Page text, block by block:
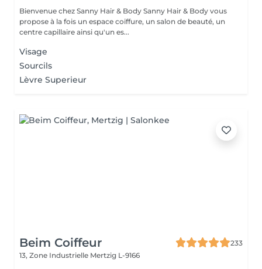
Bienvenue chez Sanny Hair & Body Sanny Hair & Body vous
propose à la fois un espace coiffure, un salon de beauté, un
centre capillaire ainsi qu'un es...
Visage
Sourcils
Lèvre Superieur
Beim Coiffeur
233
13, Zone Industrielle Mertzig L-9166